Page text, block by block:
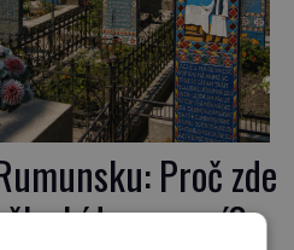
Proč zde
bídu s nouzí?